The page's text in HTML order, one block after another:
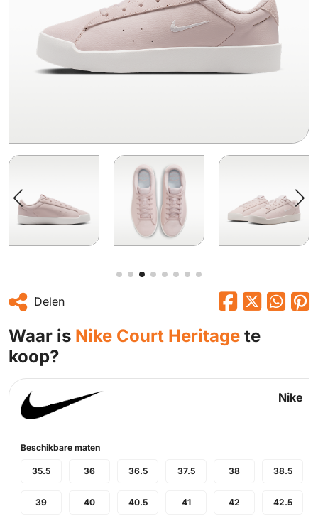
Delen
Waar is Nike Court Heritage te
koop?
Nike
Beschikbare maten
35.5 36 36.5 37.5 38 38.5
39 40 40.5 41 42 42.5